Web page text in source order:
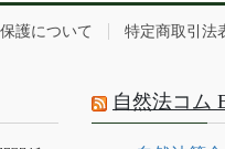
護について 特定商取引法
自然法コム